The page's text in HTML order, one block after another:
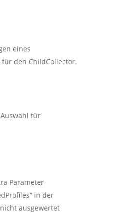
eines
den ChildCollector.
für
Parameter
in der
ausgewertet